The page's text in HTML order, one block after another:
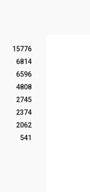
15776
6814
6596
4808
2745
2374
2062
541